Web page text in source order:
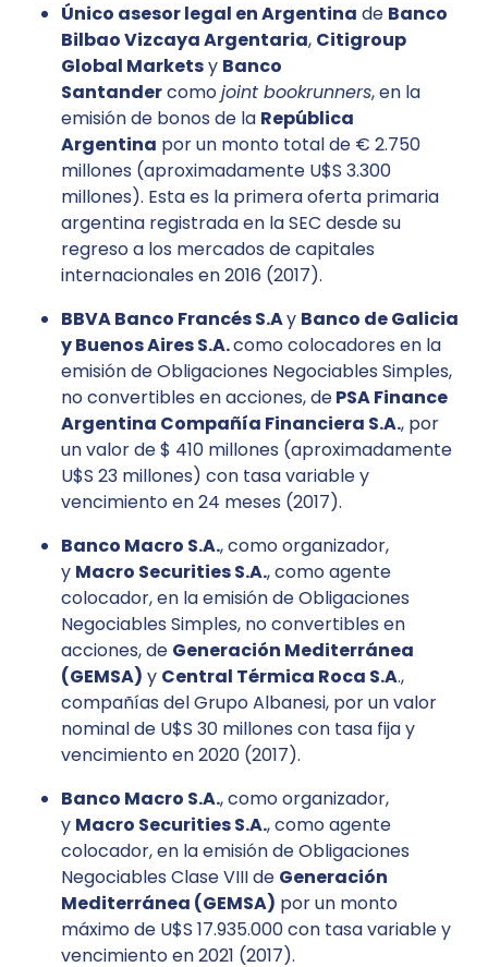
Único asesor legal en Argentina de Banco
Bilbao Vizcaya Argentaria, Citigroup
Global Marketsy Banco
Santandercomojoint bookrunners, en la
emisión de bonos de la República
Argentina por un monto total de € 2.750
millones (aproximadamente U$S 3.300
millones). Esta es la primera oferta primaria
argentina registrada en la SEC desde su
regreso a los mercados de capitales
internacionales en 2016 (2017).
BBVA Banco Francés S.Ay Banco de Galicia
y Buenos Aires S.A.como colocadores en la
emisión de Obligaciones Negociables Simples,
no convertibles en acciones, dePSA Finance
Argentina Compañía Financiera S.A., por
un valor de $ 410 millones (aproximadamente
U$S 23 millones) con tasa variable y
vencimiento en 24 meses (2017).
Banco Macro S.A., como organizador,
y Macro Securities S.A., como agente
colocador, en la emisión de Obligaciones
Negociables Simples, no convertibles en
acciones, de Generación Mediterránea
(GEMSA) y Central Térmica Roca S.A.,
compañías del Grupo Albanesi, por un valor
nominal de U$S 30 millones con tasa fija y
vencimiento en 2020 (2017).
Banco Macro S.A., como organizador,
y Macro Securities S.A., como agente
colocador, en la emisión de Obligaciones
Negociables Clase VIII de Generación
Mediterránea (GEMSA) por un monto
máximo de U$S 17.935.000 con tasa variable y
vencimiento en 2021 (2017).